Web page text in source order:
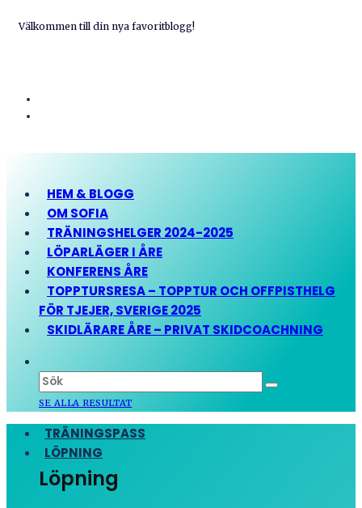
Välkommen till din nya favoritblogg!
HEM & BLOGG
OM SOFIA
TRÄNINGSHELGER 2024-2025
LÖPARLÄGER I ÅRE
KONFERENS ÅRE
TOPPTURSRESA – TOPPTUR OCH OFFPISTHELG
FÖR TJEJER, SVERIGE 2025
SKIDLÄRARE ÅRE – PRIVAT SKIDCOACHNING
SE ALLA RESULTAT
TRÄNINGSPASS
LÖPNING
Löpning